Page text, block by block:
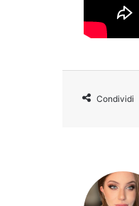
Condividi